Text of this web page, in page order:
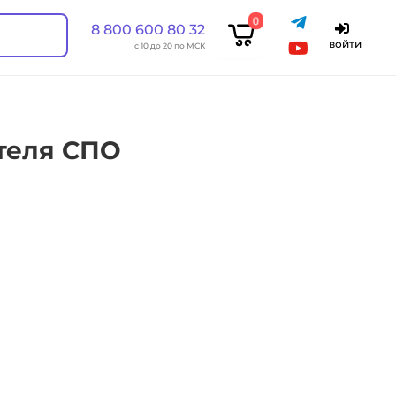
8 800 600 80 32
с 10 до 20 по МСК
0
войти
СПО